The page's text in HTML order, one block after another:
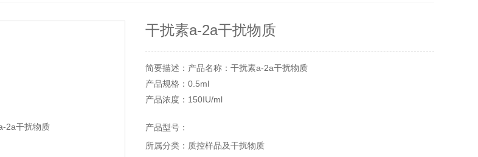
干扰素a-2a干扰物质
简要描述：产品名称：干扰素a-2a干扰物质
产品规格：0.5ml
产品浓度：150IU/ml
有效期：9个月
本产品仅供科研实验用，不做其他用途。
产品型号：
所属分类：质控样品及干扰物质